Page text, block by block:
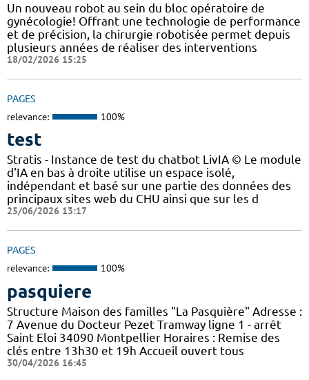
Un nouveau robot au sein du bloc opératoire de
gynécologie! Offrant une technologie de performance
et de précision, la chirurgie robotisée permet depuis
plusieurs années de réaliser des interventions
18/02/2026 15:25
PAGES
relevance: 100%
test
Stratis - Instance de test du chatbot LivIA © Le module
d'IA en bas à droite utilise un espace isolé,
indépendant et basé sur une partie des données des
principaux sites web du CHU ainsi que sur les d
25/06/2026 13:17
PAGES
relevance: 100%
pasquiere
Structure Maison des familles "La Pasquière" Adresse :
7 Avenue du Docteur Pezet Tramway ligne 1 - arrêt
Saint Eloi 34090 Montpellier Horaires : Remise des
clés entre 13h30 et 19h Accueil ouvert tous
30/04/2026 16:45